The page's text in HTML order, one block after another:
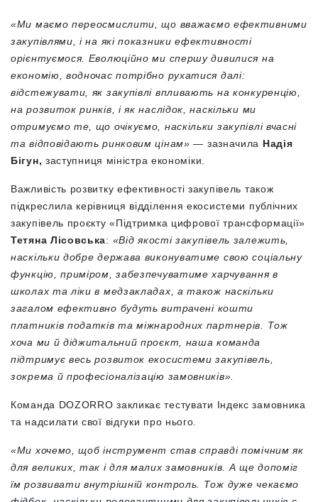
«Ми маємо переосмислити, що вважаємо ефективними
закупівлями, і на які показники ефективності
орієнтуємося. Еволюційно ми спершу дивилися на
економію, водночас потрібно рухатися далі:
відстежувати, як закупівлі впливають на конкуренцію,
на розвиток ринків, і як наслідок, наскільки ми
отримуємо те, що очікуємо, наскільки закупівлі вчасні
та відповідають ринковим цінам» — зазначила Надія
Бігун, заступниця міністра економіки.
Важливість розвитку ефективності закупівель також
підкреслила керівниця відділення екосистеми публічних
закупівель проєкту «Підтримка цифрової трансформації»
Тетяна Лісовська: «Від якості закупівель залежить,
наскільки добре держава виконуватиме свою соціальну
функцію, приміром, забезпечуватиме харчування в
школах та ліки в медзакладах, а також наскільки
загалом ефективно будуть витрачені кошти
платників податків та міжнародних партнерів. Тож
хоча ми й діджитальний проєкт, наша команда
підтримує весь розвиток екосистеми закупівель,
зокрема й професіоналізацію замовників».
Команда DOZORRO закликає тестувати Індекс замовника
та надсилати свої відгуки про нього.
«Ми хочемо, щоб інструмент став справді помічним як
для великих, так і для малих замовників. А ще допоміг
їм розвивати внутрішній контроль. Тож дуже чекаємо